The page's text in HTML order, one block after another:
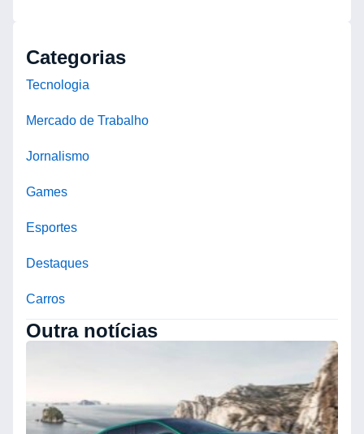
Categorias
Tecnologia
Mercado de Trabalho
Jornalismo
Games
Esportes
Destaques
Carros
Outra notícias